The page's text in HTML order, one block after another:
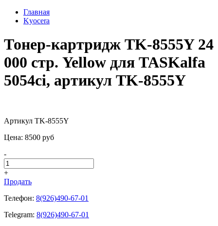
Главная
Kyocera
Тонер-картридж TK-8555Y 24
000 стр. Yellow для TASKalfa
5054ci, артикул TK-8555Y
Артикул TK-8555Y
Цена: 8500 pуб
-
+
Продать
Телефон: 8(926)490-67-01
Telegram: 8(926)490-67-01